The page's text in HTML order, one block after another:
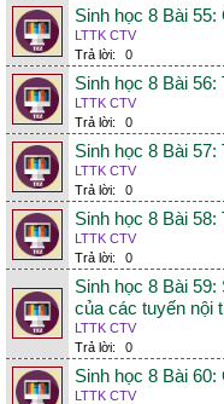
Sinh học 8 Bài
LTTK CTV
Trả lời:
0
Sinh học 8 Bài 56:
LTTK CTV
Trả lời:
0
Sinh học 8 Bài
LTTK CTV
Trả lời:
0
Sinh học 8 Bài 58:
LTTK CTV
Trả lời:
0
Sinh học 8 Bài
của các tuyến nội
LTTK CTV
Trả lời:
0
Sinh học 8 Bài
LTTK CTV